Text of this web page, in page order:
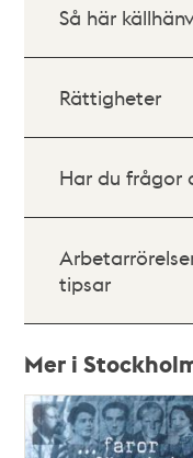
Så här
Rättigheter
Har du frågor
tipsar
Mer i
Relaterade
poster